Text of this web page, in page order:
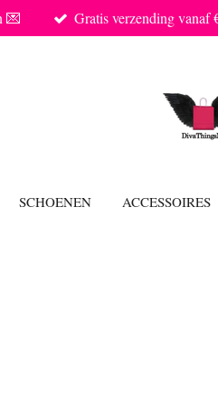
💌 Gratis verzending vanaf
SCHOENEN ACCESSOIRES